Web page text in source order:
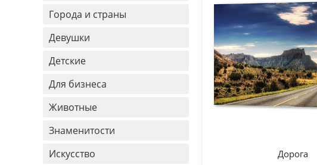
Города и страны
Девушки
Детские
Для бизнеса
Животные
Знаменитости
Искусство
Дорога